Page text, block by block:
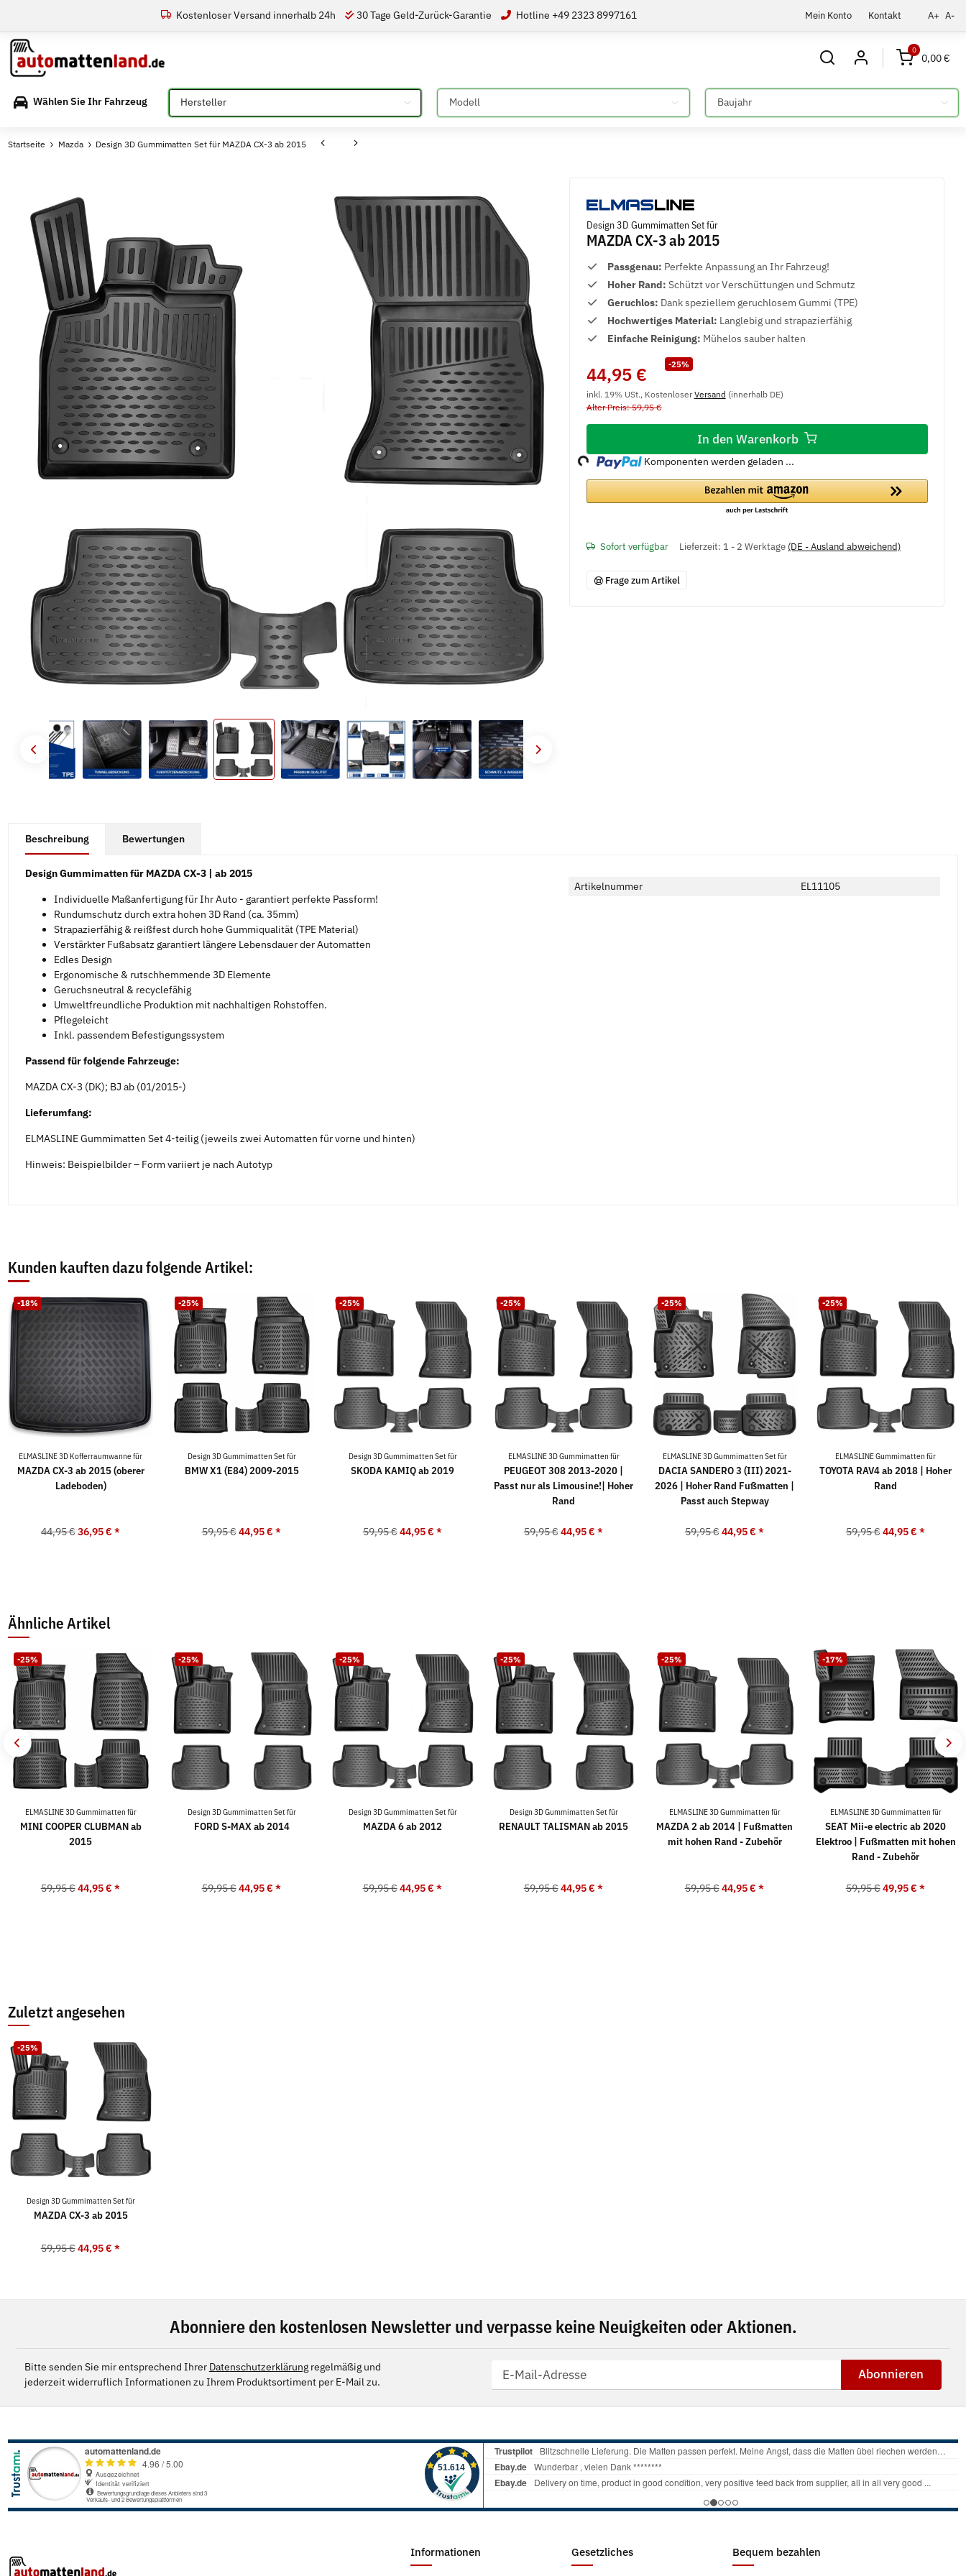
Mein Konto Kontakt A+ A-
Kostenloser Versand innerhalb 24h 30 Tage Geld-Zurück-Garantie Hotline +49 2323 8997161
0
0,00 €
Wählen Sie Ihr Fahrzeug Bitte auswählen Bitte auswählen Bitte auswählen
Startseite Mazda Design 3D Gummimatten Set für MAZDA CX-3 ab 2015
Design 3D Gummimatten Set für
MAZDA CX-3 ab 2015
Passgenau: Perfekte Anpassung an Ihr Fahrzeug!
Hoher Rand: Schützt vor Verschüttungen und Schmutz
Geruchlos: Dank speziellem geruchlosem Gummi (TPE)
Hochwertiges Material: Langlebig und strapazierfähig
Einfache Reinigung: Mühelos sauber halten
-25%
44,95 €
inkl. 19% USt., KostenloserVersand (innerhalb DE)
Alter Preis: 59,95 €
In den Warenkorb
Loading... Komponenten werden geladen ...
Sofort verfügbar Lieferzeit: 1 - 2 Werktage (DE - Ausland abweichend)
Frage zum Artikel
Beschreibung Bewertungen
Design Gummimatten für MAZDA CX-3 | ab 2015
Individuelle Maßanfertigung für Ihr Auto - garantiert perfekte Passform!
Rundumschutz durch extra hohen 3D Rand (ca. 35mm)
Strapazierfähig & reißfest durch hohe Gummiqualität (TPE Material)
Verstärkter Fußabsatz garantiert längere Lebensdauer der Automatten
Edles Design
Ergonomische & rutschhemmende 3D Elemente
Geruchsneutral & recyclefähig
Umweltfreundliche Produktion mit nachhaltigen Rohstoffen.
Pflegeleicht
Inkl. passendem Befestigungssystem
Passend für folgende Fahrzeuge:
MAZDA CX-3 (DK); BJ ab (01/2015-)
Lieferumfang:
ELMASLINE Gummimatten Set 4-teilig (jeweils zwei Automatten für vorne und hinten)
Hinweis: Beispielbilder – Form variiert je nach Autotyp
Artikelnummer EL11105
Kunden kauften dazu folgende Artikel:
-18%
ELMASLINE 3D Kofferraumwanne für
MAZDA CX-3 ab 2015 (oberer
Ladeboden)
44,95 € 36,95 €*
-25%
Design 3D Gummimatten Set für
BMW X1 (E84) 2009-2015
59,95 € 44,95 €*
-25%
Design 3D Gummimatten Set für
SKODA KAMIQ ab 2019
59,95 € 44,95 €*
-25%
ELMASLINE 3D Gummimatten für
PEUGEOT 308 2013-2020 |
Passt nur als Limousine!| Hoher
Rand
59,95 € 44,95 €*
-25%
ELMASLINE 3D Gummimatten Set für
DACIA SANDERO 3 (III) 2021-
2026 | Hoher Rand Fußmatten |
Passt auch Stepway
59,95 € 44,95 €*
-25%
ELMASLINE Gummimatten für
TOYOTA RAV4 ab 2018 | Hoher
Rand
59,95 € 44,95 €*
Ähnliche Artikel
-25%
ELMASLINE 3D Gummimatten für
MINI COOPER CLUBMAN ab
2015
59,95 € 44,95 €*
-25%
Design 3D Gummimatten Set für
FORD S-MAX ab 2014
59,95 € 44,95 €*
-25%
Design 3D Gummimatten Set für
MAZDA 6 ab 2012
59,95 € 44,95 €*
-25%
Design 3D Gummimatten Set für
RENAULT TALISMAN ab 2015
59,95 € 44,95 €*
-25%
ELMASLINE 3D Gummimatten für
MAZDA 2 ab 2014 | Fußmatten
mit hohen Rand - Zubehör
59,95 € 44,95 €*
-17%
ELMASLINE 3D Gummimatten für
SEAT Mii-e electric ab 2020
Elektroo | Fußmatten mit hohen
Rand - Zubehör
59,95 € 49,95 €*
Zuletzt angesehen
-25%
Design 3D Gummimatten Set für
MAZDA CX-3 ab 2015
59,95 € 44,95 €*
Abonniere den kostenlosen Newsletter und verpasse keine Neuigkeiten oder Aktionen.
Bitte senden Sie mir entsprechend Ihrer Datenschutzerklärungregelmäßig und
jederzeit widerruflich Informationen zu Ihrem Produktsortiment per E-Mail zu.
Abonnieren
Informationen Gesetzliches Bequem bezahlen